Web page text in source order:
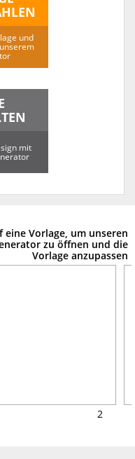
und
mit
eine Vorlage, um unseren
zu öffnen und die
Vorlage anzupassen
2